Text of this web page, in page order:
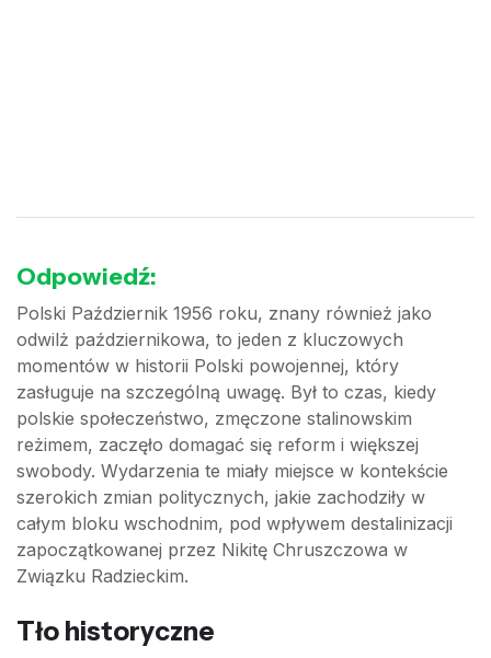
Odpowiedź:
Polski Październik 1956 roku, znany również jako
odwilż październikowa, to jeden z kluczowych
momentów w historii Polski powojennej, który
zasługuje na szczególną uwagę. Był to czas, kiedy
polskie społeczeństwo, zmęczone stalinowskim
reżimem, zaczęło domagać się reform i większej
swobody. Wydarzenia te miały miejsce w kontekście
szerokich zmian politycznych, jakie zachodziły w
całym bloku wschodnim, pod wpływem destalinizacji
zapoczątkowanej przez Nikitę Chruszczowa w
Związku Radzieckim.
Tło historyczne